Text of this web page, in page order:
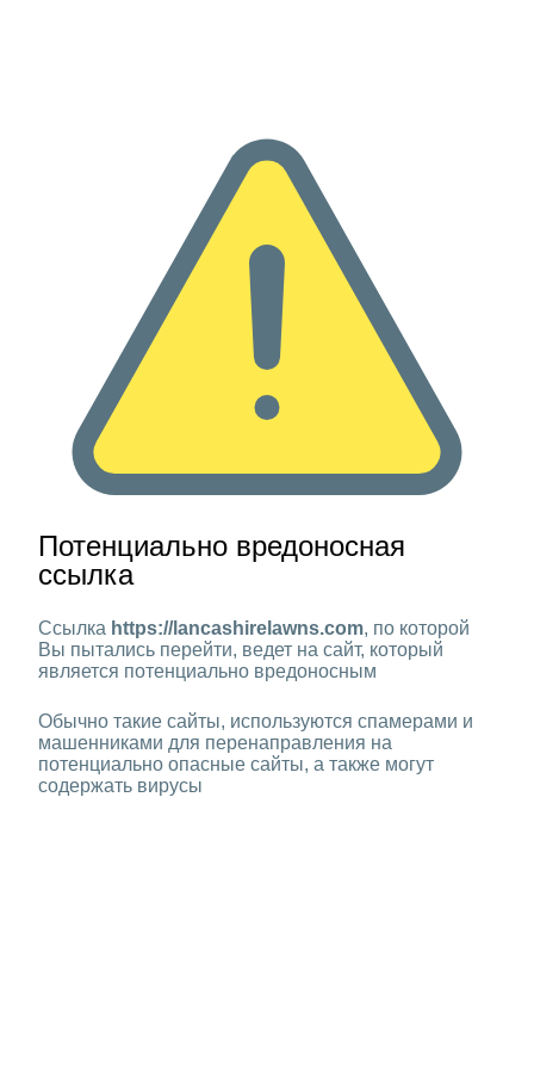
Потенциально вредоносная
ссылка
Ссылка https://lancashirelawns.com, по которой
Вы пытались перейти, ведет на сайт, который
является потенциально вредоносным
Обычно такие сайты, используются спамерами и
машенниками для перенаправления на
потенциально опасные сайты, а также могут
содержать вирусы